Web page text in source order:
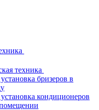
техника
бризеров в
кондиционеров